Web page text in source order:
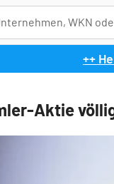
++
Aktie